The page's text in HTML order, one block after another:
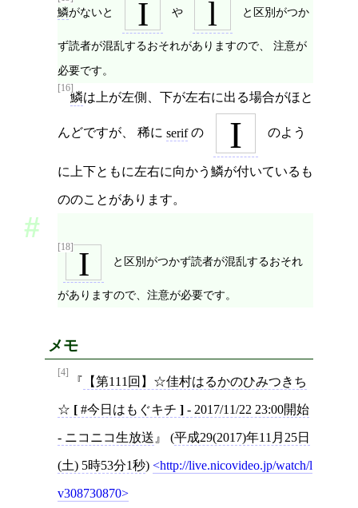
鱗がないと I や l と区別がつか
ず読者が混乱するおそれがありますので、 注意が
必要です。
[16]
鱗は上が左側、下が左右に出る場合がほと
んどですが、 稀に serifの I のよう
に上下ともに左右に向かう鱗が付いているも
ののことがあります。
[18] I と区別がつかず読者が混乱するおそれ
がありますので、注意が必要です。
メモ
[4]
【第111回】☆佳村はるかのひみつきち
☆ [ #今日はもぐキチ ] - 2017/11/22 23:00開始
- ニコニコ生放送 (平成29(2017)年11月25日
(土) 5時53分1秒) http://live.nicovideo.jp/watch/l
v308730870